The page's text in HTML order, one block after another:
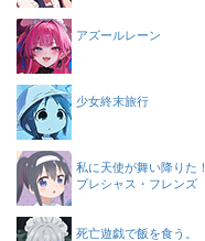
アズールレーン
少女終末旅行
私に天使が舞い降りた！
プレシャス・フレンズ
死亡遊戯で飯を食う。